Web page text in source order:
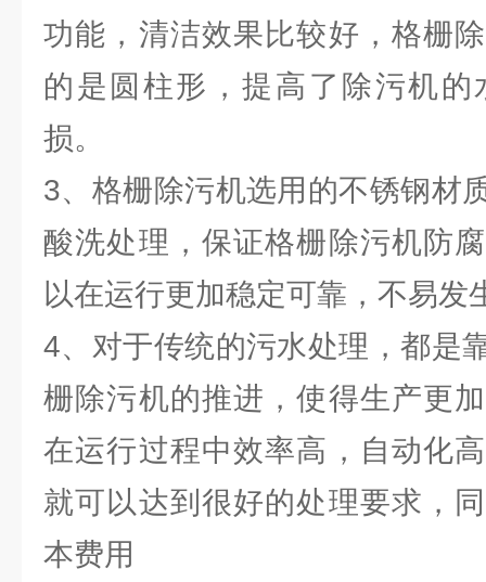
功能，清洁效果比较好，格栅
的是圆柱形，提高了除污机
损。
3、格栅除污机选用的不锈钢材
酸洗处理，保证格栅除污机防
以在运行更加稳定可靠，不易发
4、对于传统的污水处理，都是
栅除污机的推进，使得生产更
在运行过程中效率高，自动化
就可以达到很好的处理要求，
本费用